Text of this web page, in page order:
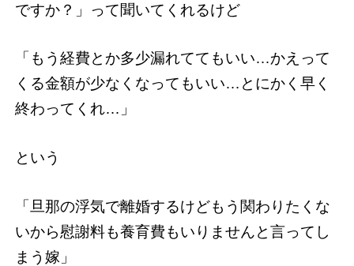
ですか？」って聞いてくれるけど
「もう経費とか多少漏れててもいい…かえって
くる金額が少なくなってもいい…とにかく早く
終わってくれ…」
という
「旦那の浮気で離婚するけどもう関わりたくな
いから慰謝料も養育費もいりませんと言ってし
まう嫁」